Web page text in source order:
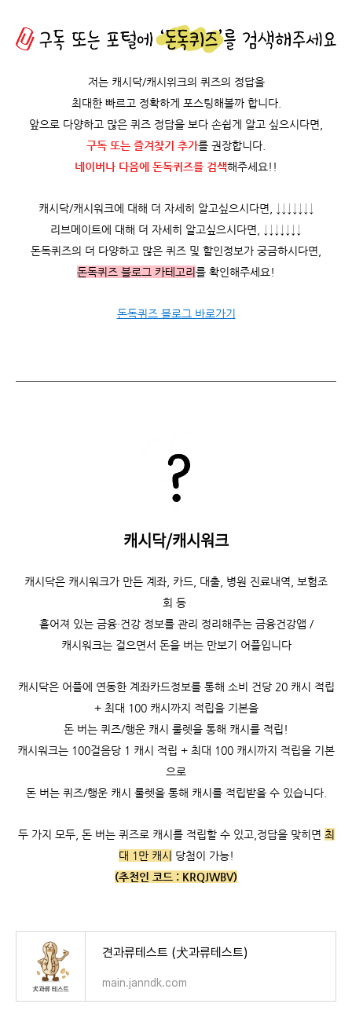
저는 캐시닥/캐시위크의 퀴즈의 정답을
최대한 빠르고 정확하게 포스팅해볼까 합니다.
앞으로 다양하고 많은 퀴즈 정답을 보다 손쉽게 알고 싶으시다면,
구독 또는 즐겨찾기 추가를 권장합니다.
네이버나 다음에 돈독퀴즈를 검색해주세요!!
캐시닥/캐시워크에 대해 더 자세히 알고싶으시다면, ↓↓↓↓↓↓↓
리브메이트에 대해 더 자세히 알고싶으시다면, ↓↓↓↓↓↓↓
돈독퀴즈의 더 다양하고 많은 퀴즈 및 할인정보가 궁금하시다면,
돈독퀴즈 블로그 카테고리를 확인해주세요!
돈독퀴즈 블로그 바로가기
캐시닥/캐시워크
캐시닥은 캐시워크가 만든 계좌, 카드, 대출, 병원 진료내역, 보험조
회 등
흩어져 있는 금융·건강 정보를 관리 정리해주는 금융건강앱 /
캐시워크는 걸으면서 돈을 버는 만보기 어플입니다
캐시닥은 어플에 연동한 계좌카드정보를 통해 소비 건당 20 캐시 적립
+ 최대 100 캐시까지 적립을 기본을
돈 버는 퀴즈/행운 캐시 룰렛을 통해 캐시를 적립!
캐시워크는 100걸음당 1 캐시 적립 + 최대 100 캐시까지 적립을 기본
으로
돈 버는 퀴즈/행운 캐시 룰렛을 통해 캐시를 적립받을 수 있습니다.
두 가지 모두, 돈 버는 퀴즈로 캐시를 적립할 수 있고, 정답을 맞히면 최
대 1만 캐시
당첨이 가능!
(추천인 코드 : KRQJWBV)
견과류테스트 (犬과류테스트)
main.janndk.com